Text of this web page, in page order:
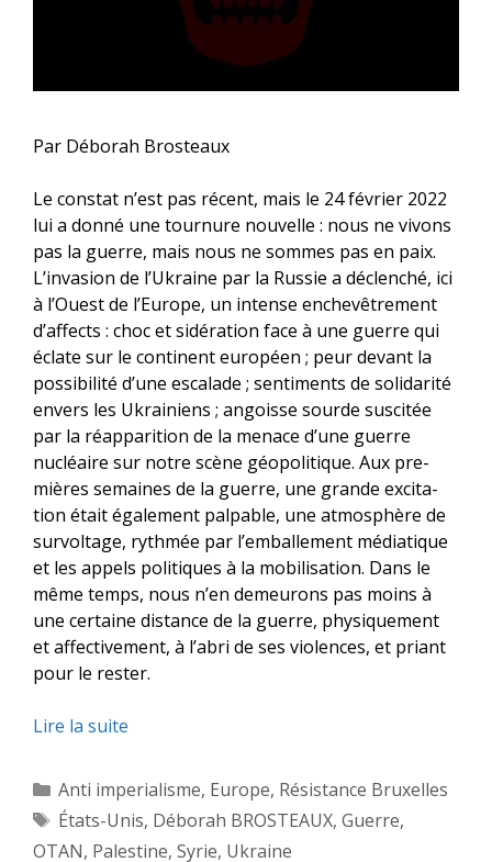
Par Déborah Brosteaux
Le constat n’est pas récent, mais le 24 février 2022
lui a don­né une tour­nure nou­velle : nous ne vivons
pas la guerre, mais nous ne sommes pas en paix.
L’invasion de l’Ukraine par la Rus­sie a déclen­ché, ici
à l’Ouest de l’Europe, un intense enche­vê­tre­ment
d’affects : choc et sidé­ra­tion face à une guerre qui
éclate sur le conti­nent euro­péen ; peur devant la
pos­si­bi­li­té d’une esca­lade ; sen­ti­ments de soli­da­ri­té
envers les Ukrai­niens ; angoisse sourde sus­ci­tée
par la réap­pa­ri­tion de la menace d’une guerre
nucléaire sur notre scène géo­po­li­tique. Aux pre­
mières semaines de la guerre, une grande exci­ta­
tion était éga­le­ment pal­pable, une atmo­sphère de
sur­vol­tage, ryth­mée par l’emballement média­tique
et les appels poli­tiques à la mobi­li­sa­tion. Dans le
même temps, nous n’en demeu­rons pas moins à
une cer­taine dis­tance de la guerre, phy­si­que­ment
et affec­ti­ve­ment, à l’abri de ses vio­lences, et priant
pour le rester.
Lire la suite
Catégories
Anti imperialisme, Europe, Résistance Bruxelles
Étiquettes
États-Unis, Déborah BROSTEAUX, Guerre,
OTAN, Palestine, Syrie, Ukraine